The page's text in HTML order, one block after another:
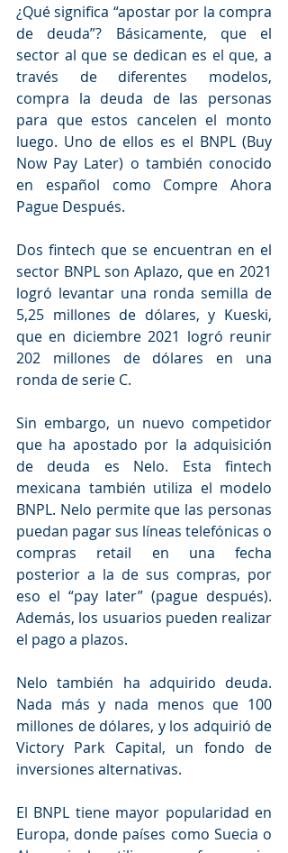
¿Qué significa “apostar por la compra
de deuda”? Básicamente, que el
sector al que se dedican es el que, a
través de diferentes modelos,
compra la deuda de las personas
para que estos cancelen el monto
luego. Uno de ellos es el BNPL (Buy
Now Pay Later) o también conocido
en español como Compre Ahora
Pague Después.
Dos fintech que se encuentran en el
sector BNPL son Aplazo, que en 2021
logró levantar una ronda semilla de
5,25 millones de dólares, y Kueski,
que en diciembre 2021 logró reunir
202 millones de dólares en una
ronda de serie C.
Sin embargo, un nuevo competidor
que ha apostado por la adquisición
de deuda es Nelo. Esta fintech
mexicana también utiliza el modelo
BNPL. Nelo permite que las personas
puedan pagar sus líneas telefónicas o
compras retail en una fecha
posterior a la de sus compras, por
eso el “pay later” (pague después).
Además, los usuarios pueden realizar
el pago a plazos.
Nelo también ha adquirido deuda.
Nada más y nada menos que 100
millones de dólares, y los adquirió de
Victory Park Capital, un fondo de
inversiones alternativas.
El BNPL tiene mayor popularidad en
Europa, donde países como Suecia o